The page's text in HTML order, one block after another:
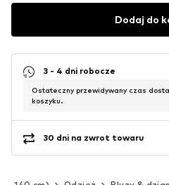
Dodaj do
3 - 4 dni robocze
Ostateczny przewidywany czas
koszyku.
30 dni na zwrot towaru